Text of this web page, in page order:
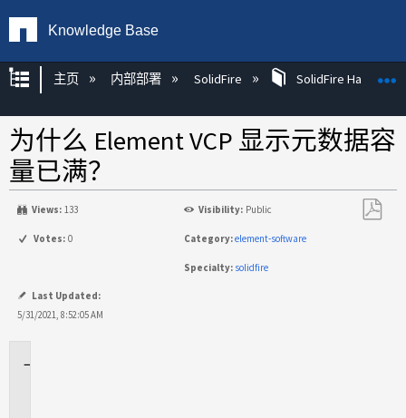
Knowledge Base
扩展/隐缩全局层次
主页 内部部署 SolidFire SolidFire Hardware
为什么 Element VCP 显示元数据容
量已满？
Views: 133 Visibility: Public
Votes: 0 Category:element-software
Specialty: solidfire
Last Updated:
5/31/2021, 8:52:05 AM